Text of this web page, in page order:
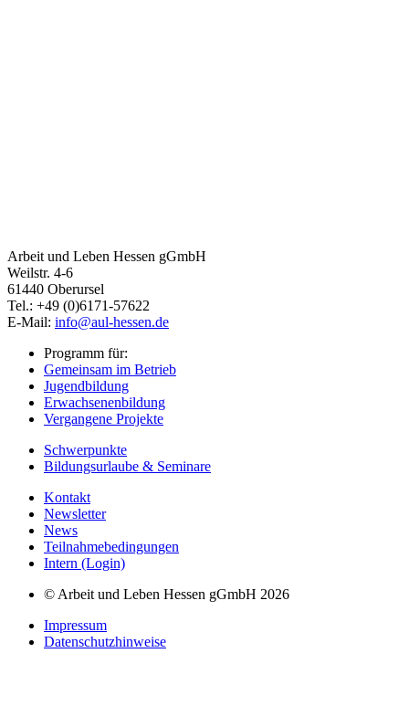
Arbeit und Leben Hessen gGmbH
Weilstr. 4-6
61440 Oberursel
Tel.: +49 (0)6171-57622
E-Mail: info@aul-hessen.de
Programm für:
Gemeinsam im Betrieb
Jugendbildung
Erwachsenenbildung
Vergangene Projekte
Schwerpunkte
Bildungsurlaube & Seminare
Kontakt
Newsletter
News
Teilnahmebedingungen
Intern (Login)
© Arbeit und Leben Hessen gGmbH 2026
Impressum
Datenschutzhinweise